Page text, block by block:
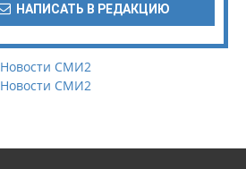
НАПИСАТЬ В РЕДАКЦИЮ
Новости СМИ2
Новости СМИ2